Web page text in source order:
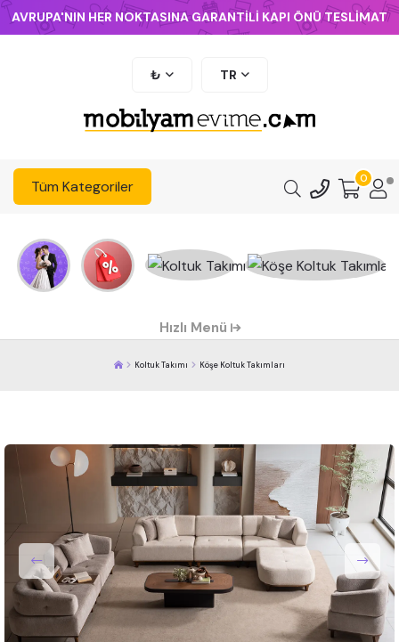
AVRUPA'NIN HER NOKTASINA GARANTİLİ KAPI ÖNÜ TESLİMAT
₺ TR
Tüm Kategoriler 0
Hızlı Menü
Koltuk Takımı Köşe Koltuk Takımları